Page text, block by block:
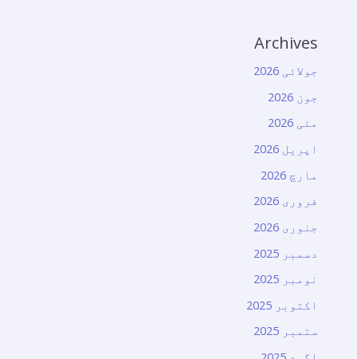
Archives
جولائی 2026
جون 2026
مئی 2026
اپریل 2026
مارچ 2026
فروری 2026
جنوری 2026
دسمبر 2025
نومبر 2025
اکتوبر 2025
ستمبر 2025